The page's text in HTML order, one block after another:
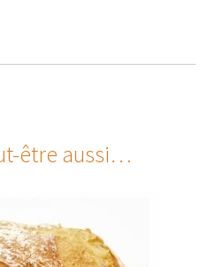
être aussi…